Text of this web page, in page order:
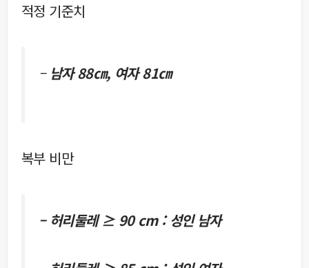
적정 기준치
– 남자 88㎝, 여자 81㎝
복부 비만
– 허리둘레 ≥ 90 cm : 성인 남자